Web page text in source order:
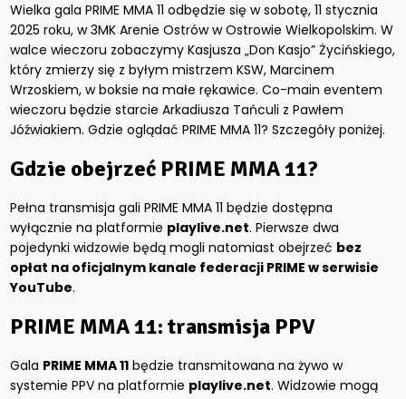
Wielka gala PRIME MMA 11 odbędzie się w sobotę, 11 stycznia
2025 roku, w 3MK Arenie Ostrów w Ostrowie Wielkopolskim. W
walce wieczoru zobaczymy Kasjusza „Don Kasjo” Życińskiego,
który zmierzy się z byłym mistrzem KSW, Marcinem
Wrzoskiem, w boksie na małe rękawice. Co-main eventem
wieczoru będzie starcie Arkadiusza Tańculi z Pawłem
Jóźwiakiem. Gdzie oglądać PRIME MMA 11? Szczegóły poniżej.
Gdzie obejrzeć PRIME MMA 11?
Pełna transmisja gali PRIME MMA 11 będzie dostępna
wyłącznie na platformie playlive.net. Pierwsze dwa
pojedynki widzowie będą mogli natomiast obejrzeć bez
opłat na oficjalnym kanale federacji PRIME w serwisie
YouTube.
PRIME MMA 11: transmisja PPV
Gala PRIME MMA 11 będzie transmitowana na żywo w
systemie PPV na platformie playlive.net. Widzowie mogą